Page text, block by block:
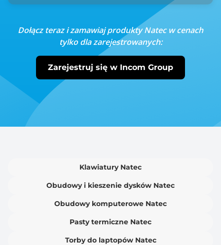
Dołącz teraz i zamawiaj produkty Natec w cenach
tylko dla zarejestrowanych:
Zarejestruj się w Incom Group
Klawiatury Natec
Obudowy i kieszenie dysków Natec
Obudowy komputerowe Natec
Pasty termiczne Natec
Torby do laptopów Natec